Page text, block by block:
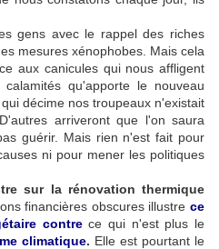
gens avec le rappel des riches
mesures xénophobes. Mais cela
aux canicules qui nous affligent
qu'apporte le nouveau
décime nos troupeaux n'existait
arriveront que l'on saura
guérir. Mais rien n'est fait pour
ni pour mener les politiques
sur la rénovation thermique
financières obscures illustre ce
contrece qui n'est plus le
climatique. Elle est pourtant le